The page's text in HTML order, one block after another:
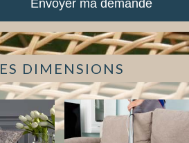
DIMENSIONS